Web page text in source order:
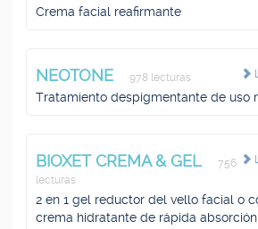
Crema facial reafirmante
NEOTONE 978 lecturas
Tratamiento despigmentante de uso
BIOXET CREMA & GEL
756
lecturas
2 en 1 gel reductor del vello facial o
crema hidratante de rápida absorción